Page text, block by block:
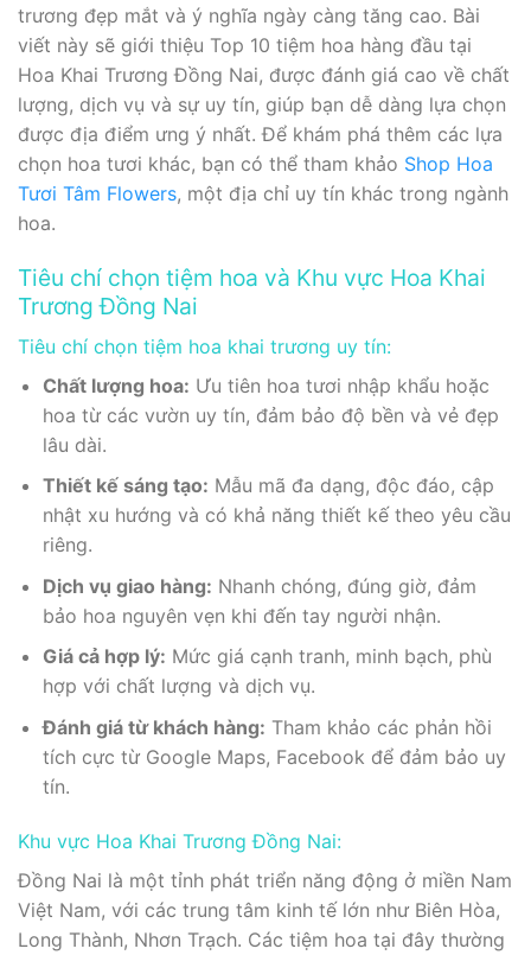
trương đẹp mắt và ý nghĩa ngày càng tăng cao. Bài
viết này sẽ giới thiệu Top 10 tiệm hoa hàng đầu tại
Hoa Khai Trương Đồng Nai, được đánh giá cao về chất
lượng, dịch vụ và sự uy tín, giúp bạn dễ dàng lựa chọn
được địa điểm ưng ý nhất. Để khám phá thêm các lựa
chọn hoa tươi khác, bạn có thể tham khảo Shop Hoa
Tươi Tâm Flowers, một địa chỉ uy tín khác trong ngành
hoa.
Tiêu chí chọn tiệm hoa và Khu vực Hoa Khai
Trương Đồng Nai
Tiêu chí chọn tiệm hoa khai trương uy tín:
Chất lượng hoa: Ưu tiên hoa tươi nhập khẩu hoặc
hoa từ các vườn uy tín, đảm bảo độ bền và vẻ đẹp
lâu dài.
Thiết kế sáng tạo: Mẫu mã đa dạng, độc đáo, cập
nhật xu hướng và có khả năng thiết kế theo yêu cầu
riêng.
Dịch vụ giao hàng: Nhanh chóng, đúng giờ, đảm
bảo hoa nguyên vẹn khi đến tay người nhận.
Giá cả hợp lý: Mức giá cạnh tranh, minh bạch, phù
hợp với chất lượng và dịch vụ.
Đánh giá từ khách hàng: Tham khảo các phản hồi
tích cực từ Google Maps, Facebook để đảm bảo uy
tín.
Khu vực Hoa Khai Trương Đồng Nai:
Đồng Nai là một tỉnh phát triển năng động ở miền Nam
Việt Nam, với các trung tâm kinh tế lớn như Biên Hòa,
Long Thành, Nhơn Trạch. Các tiệm hoa tại đây thường